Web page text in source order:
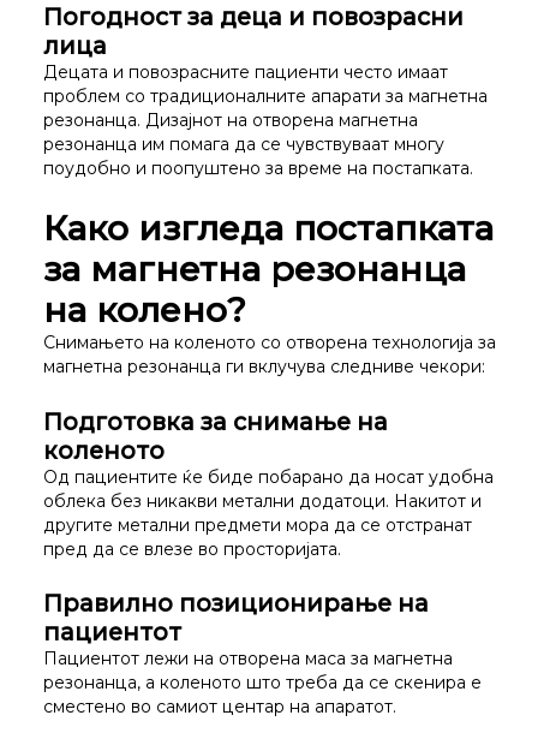
Погодност за деца и повозрасни
лица
Децата и повозрасните пациенти често имаат
проблем со традиционалните апарати за магнетна
резонанца. Дизајнот на отворена магнетна
резонанца им помага да се чувствуваат многу
поудобно и поопуштено за време на постапката.
Како изгледа постапката
за магнетна резонанца
на колено?
Снимањето на коленото со отворена технологија за
магнетна резонанца ги вклучува следниве чекори:
Подготовка за снимање на
коленото
Од пациентите ќе биде побарано да носат удобна
облека без никакви метални додатоци. Накитот и
другите метални предмети мора да се отстранат
пред да се влезе во просторијата.
Правилно позиционирање на
пациентот
Пациентот лежи на отворена маса за магнетна
резонанца, а коленото што треба да се скенира е
сместено во самиот центар на апаратот.